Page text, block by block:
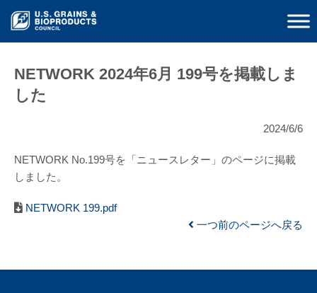
NETWORK 2024年6月 199号を掲載しま
した
2024/6/6
NETWORK No.199号を「ニュースレター」のページに掲載
しました。
NETWORK 199.pdf
一つ前のページへ戻る